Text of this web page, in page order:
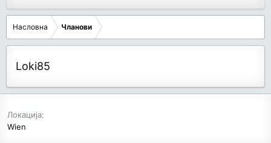
Насловна Чланови
Loki85
Локација
Wien